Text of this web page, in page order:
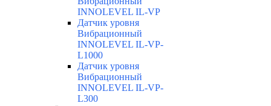
INNOLEVEL IL-VP
Датчик уровня
Вибрационный
INNOLEVEL IL-VP-
L1000
Датчик уровня
Вибрационный
INNOLEVEL IL-VP-
L300